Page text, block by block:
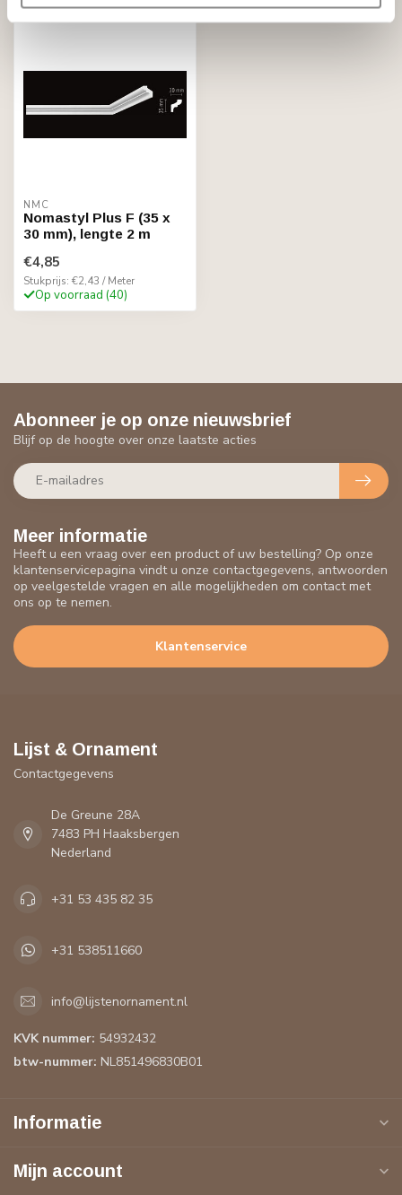
NMC
Nomastyl Plus F (35 x
30 mm), lengte 2 m
€4,85
Stukprijs: €2,43 / Meter
Op voorraad (40)
Meer informatie
Heeft u een vraag over een product of uw bestelling? Op onze
klantenservicepagina vindt u onze contactgegevens, antwoorden
op veelgestelde vragen en alle mogelijkheden om contact met
ons op te nemen.
Klantenservice
Abonneer je op onze nieuwsbrief
Blijf op de hoogte over onze laatste acties
Lijst & Ornament
Contactgegevens
De Greune 28A
7483 PH Haaksbergen
Nederland
+31 53 435 82 35
+31 538511660
info@lijstenornament.nl
KVK nummer: 54932432
btw-nummer: NL851496830B01
Informatie
Mijn account